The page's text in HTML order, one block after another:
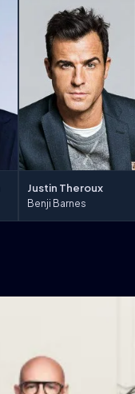
Justin Theroux
Benji Barnes